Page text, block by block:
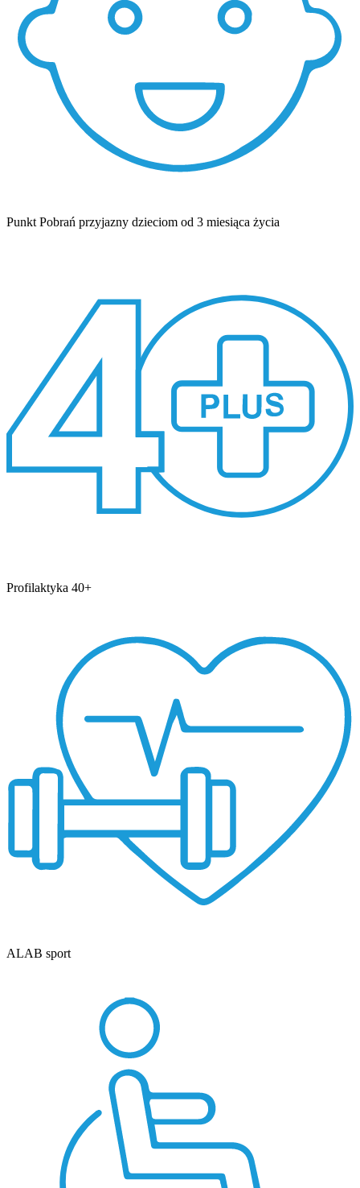
Punkt Pobrań przyjazny dzieciom od 3 miesiąca życia
Profilaktyka 40+
ALAB sport